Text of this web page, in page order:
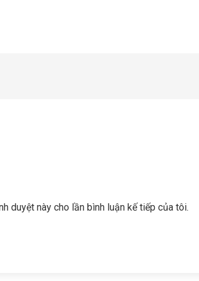
duyệt này cho lần bình luận kế tiếp của tôi.